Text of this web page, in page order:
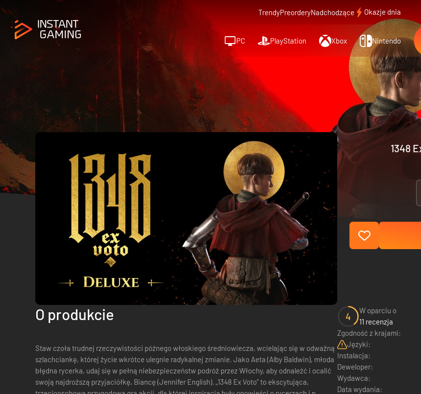
TrendyPreorderyNadchodzące Okazje dnia
PC PlayStation Xbox Nintendo
1348
O produkcie
Staw czoła trudnej rzeczywistości późnego włoskiego średniowiecza, wcielając się w odważną
szlachciankę, której życie wkrótce ulegnie radykalnej zmianie. Jako Aeta (Alby Baldwin), młoda
błędna rycerka, udaj się w pełną niebezpieczeństw podróż przez Włochy, aby odnaleźć i ocalić
swoją najdroższą przyjaciółkę, Biancę (Jennifer English). „1348 Ex Voto” to ekscytująca,
4
W oparciu o
11 recenzja
Zgodność z krajami:
Języki:
Instalacja:
Deweloper:
Wydawca:
Data wydania: